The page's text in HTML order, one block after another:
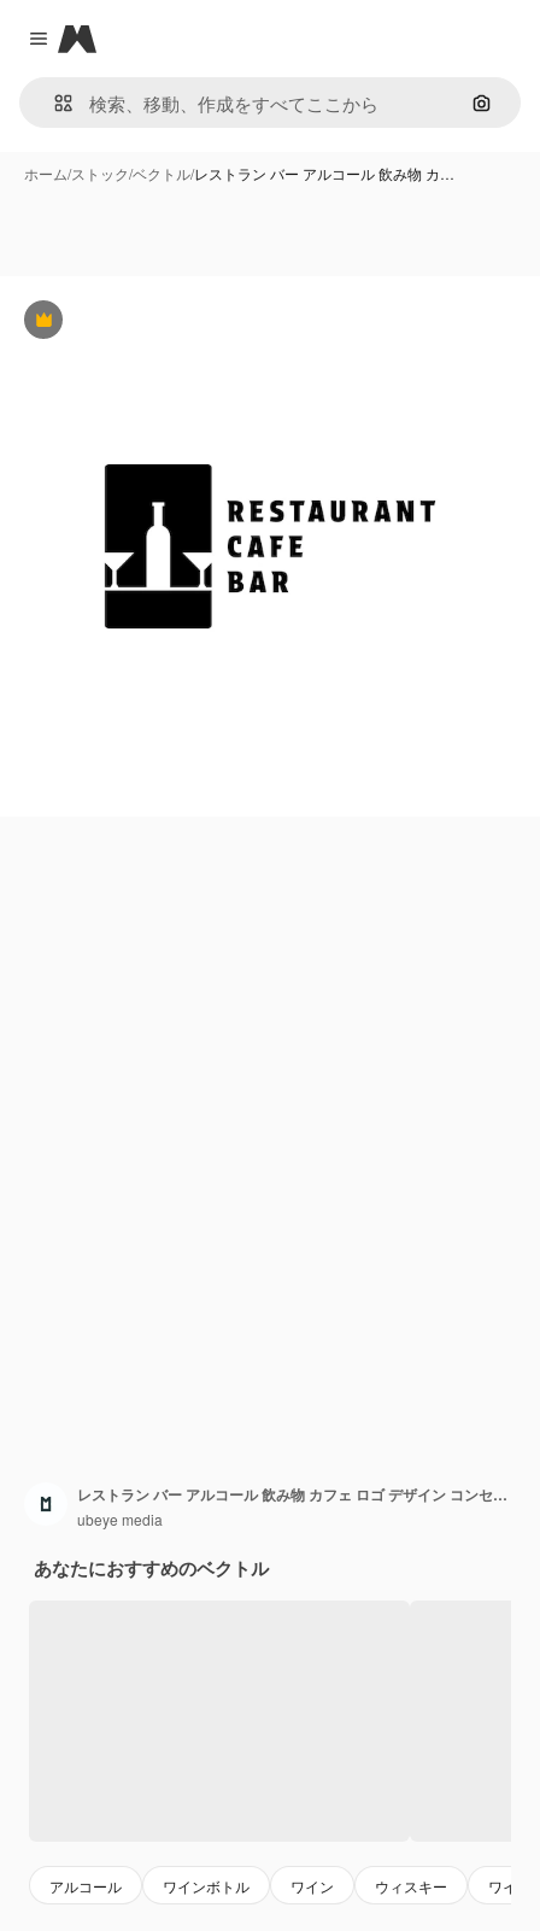
Close menu
Magnific
画像で
ホーム/ストック/ベクトル/レストラン バー アルコール 飲み物 カ…
Premium
レストラン バー アルコール 飲み物 カフェ ロゴ デザイン コンセプト アイデア
ubeye media
あなたにおすすめのベクトル
アルコール ワインボトル ワイン ウィスキー ワイン